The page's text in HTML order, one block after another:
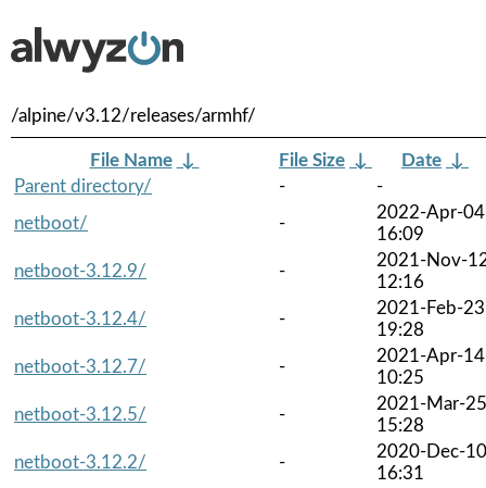
/alpine/v3.12/releases/armhf/
File Name ↓ File Size ↓ Date ↓
Parent directory/
-
-
netboot/
-
2022-Apr-04
16:09
netboot-3.12.9/
-
2021-Nov-
12:16
netboot-3.12.4/
-
2021-Feb-23
19:28
netboot-3.12.7/
-
2021-Apr-14
10:25
netboot-3.12.5/
-
2021-Mar-25
15:28
netboot-3.12.2/
-
2020-Dec-10
16:31